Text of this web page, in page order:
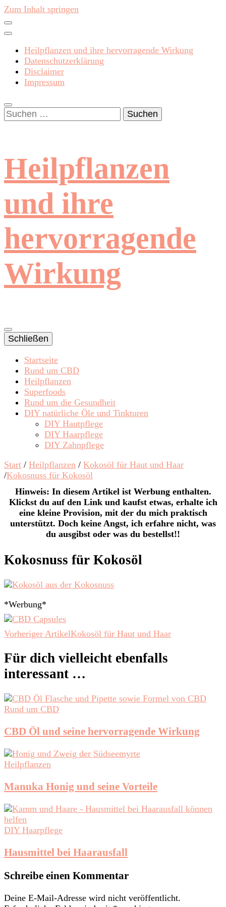
Zum Inhalt springen
Heilpflanzen und ihre hervorragende Wirkung
Datenschutzerklärung
Disclaimer
Impressum
Suchen
nach:
Heilpflanzen
und ihre
hervorragende
Wirkung
Schließen
Startseite
Rund um CBD
Heilpflanzen
Superfoods
Rund um die Gesundheit
DIY natürliche Öle und Tinkturen
DIY Hautpflege
DIY Haarpflege
DIY Zahnpflege
Start / Heilpflanzen / Kokosöl für Haut und Haar
/Kokosnuss für Kokosöl
Hinweis: In diesem Artikel ist Werbung enthalten.
Klickst du auf den Link und kaufst etwas, erhalte ich
eine kleine Provision, mit der du mich praktisch
unterstützt. Doch keine Angst, ich erfahre nicht, was
du ausgibst oder was du bestellst!!
Kokosnuss für Kokosöl
*Werbung*
Beitragsnavigation
Vorheriger ArtikelKokosöl für Haut und Haar
Für dich vielleicht ebenfalls
interessant …
Rund um CBD
CBD Öl und seine hervorragende Wirkung
Heilpflanzen
Manuka Honig und seine Vorteile
DIY Haarpflege
Hausmittel bei Haarausfall
Schreibe einen Kommentar
Deine E-Mail-Adresse wird nicht veröffentlicht.